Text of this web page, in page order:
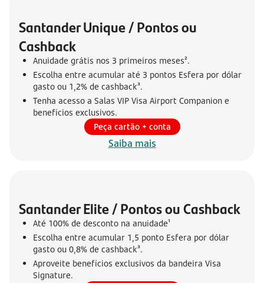
Santander Unique / Pontos ou
Cashback
Anuidade grátis nos 3 primeiros meses².
Escolha entre acumular até 3 pontos Esfera por dólar
gasto ou 1,2% de cashback³.
Tenha acesso a Salas VIP Visa Airport Companion e
benefícios exclusivos.
Peça cartão + conta
Saiba mais
Santander Elite / Pontos ou Cashback
Até 100% de desconto na anuidade¹
Escolha entre acumular 1,5 ponto Esfera por dólar
gasto ou 0,8% de cashback³.
Aproveite benefícios exclusivos da bandeira Visa
Signature.